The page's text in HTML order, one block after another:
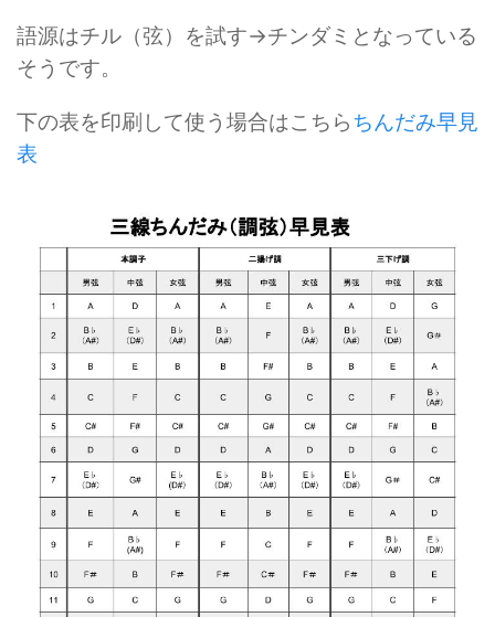
語源はチル（弦）を試す→チンダミとなっている
そうです。
下の表を印刷して使う場合はこちらちんだみ早見
表